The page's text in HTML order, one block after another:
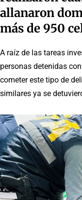
allanaron
más de 950
A raíz de las tareas
personas detenidas
cometer este tipo de
similares ya se